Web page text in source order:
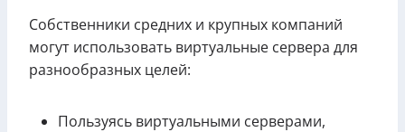
Собственники средних и крупных компаний
могут использовать виртуальные сервера для
разнообразных целей:
Пользуясь виртуальными серверами,